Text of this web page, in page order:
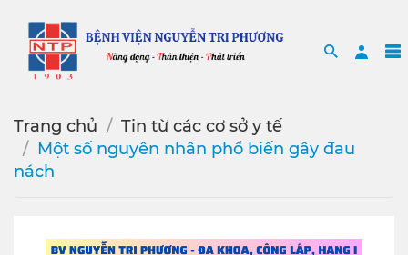
Search
Trang chủ
Tin từ các cơ sở y tế
Một số nguyên nhân phổ biến gây đau
nách